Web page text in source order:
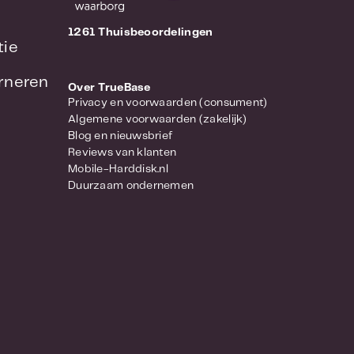
de zekerheid van een
van wereldklasse
voor het NAS is gebouwd
en optimale prestaties
harde schijf voor je NAS
schijven speciaal getest
getest onder dergelijke
1261 Thuisbeoordelingen
Over TrueBase
Privacy en voorwaarden (consument)
Algemene voorwaarden (zakelijk)
Blog en nieuwsbrief
Reviews van klanten
Mobile-Harddisk.nl
Duurzaam ondernemen